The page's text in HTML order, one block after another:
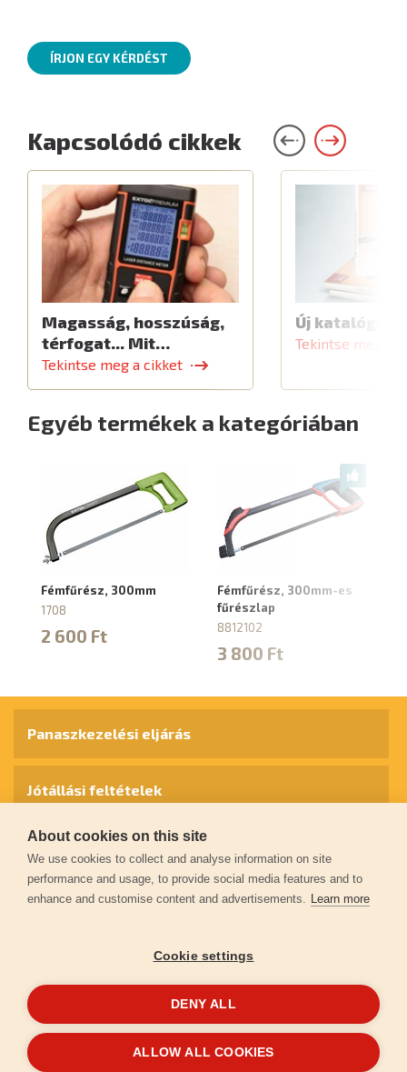
ÍRJON EGY KÉRDÉST
Kapcsolódó cikkek
Magasság, hosszúság,
térfogat... Mit…
Tekintse meg a cikket
Új katalógus
Tekintse meg a
Egyéb termékek a kategóriában
Fémfűrész, 300mm
1708
2 600 Ft
Fémfűrész, 300mm-es
fűrészlap
8812102
3 800 Ft
© 2026extol.hu- Minden jog fenntartva
Panaszkezelési eljárás
Jótállási feltételek
Személyes adatok védelme
Kapcsolat
Garancia regisztráció
About cookies on this site
We use cookies to collect and analyse information on site
performance and usage, to provide social media features and to
enhance and customise content and advertisements. Learn more
Cookie settings
DENY ALL
ALLOW ALL COOKIES